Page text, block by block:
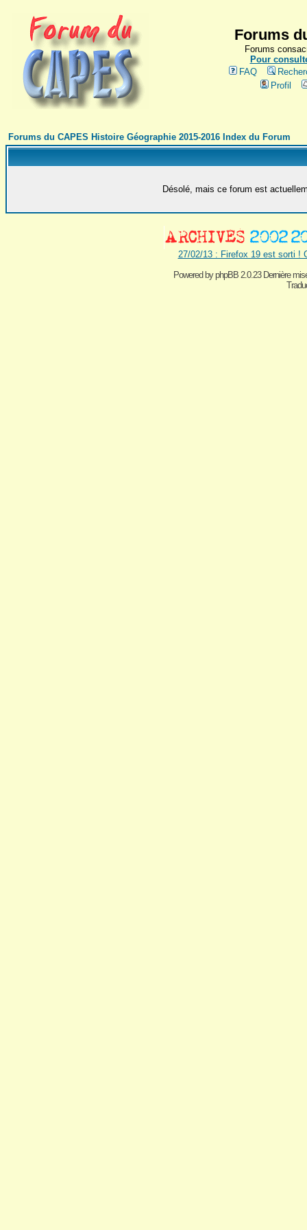
Forums
Forums
Pour
FAQ
Profil
Forums du CAPES Histoire Géographie 2015-2016 Index du Forum
Désolé, mais ce forum est
27/02/13 : Firefox 19 est sorti !
Powered byphpBB 2.0.23 Dernière